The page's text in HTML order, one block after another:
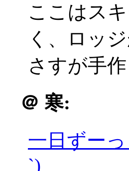
ここはス
く、ロッ
さすが手
＠ 寒:
一日ずー
`)